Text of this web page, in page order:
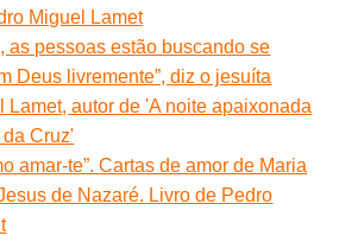
Miguel Lamet
as pessoas estão buscando se
Deus livremente”, diz o jesuíta
Lamet, autor de 'A noite apaixonada
Cruz'
amar-te”. Cartas de amor de Maria
de Nazaré. Livro de Pedro